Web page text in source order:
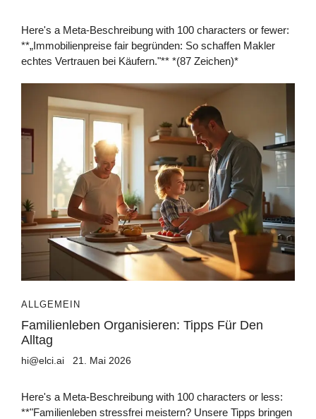
Here's a Meta-Beschreibung with 100 characters or fewer:
**„Immobilienpreise fair begründen: So schaffen Makler
echtes Vertrauen bei Käufern."** *(87 Zeichen)*
ALLGEMEIN
Familienleben Organisieren: Tipps Für Den
Alltag
hi@elci.ai 21. Mai 2026
Here's a Meta-Beschreibung with 100 characters or less:
**"Familienleben stressfrei meistern? Unsere Tipps bringen